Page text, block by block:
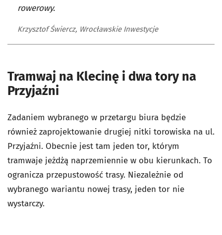
rowerowy.
Krzysztof Świercz, Wrocławskie Inwestycje
Tramwaj na Klecinę i dwa tory na
Przyjaźni
Zadaniem wybranego w przetargu biura będzie
również zaprojektowanie drugiej nitki torowiska na ul.
Przyjaźni. Obecnie jest tam jeden tor, którym
tramwaje jeżdżą naprzemiennie w obu kierunkach. To
ogranicza przepustowość trasy. Niezależnie od
wybranego wariantu nowej trasy, jeden tor nie
wystarczy.